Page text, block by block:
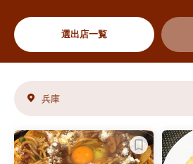
選出店一覧
兵庫